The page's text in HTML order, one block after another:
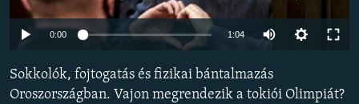
KLÍMAVÁLTOZÁS
KÖVESSEN MINKET!
0:00 1:04
360p
Sokkolók, fojtogatás és fizikai bántalmazás
Oroszországban. Vajon megrendezik a tokiói Olimpiát?